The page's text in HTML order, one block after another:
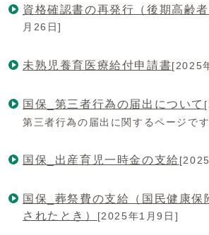
資格確認書の再発行（後期高齢者
月26日]
未熟児養育医療給付申請書[2025
国保_第三者行為の届出について
第三者行為の届出に関するページです
国保_出産育児一時金の支給
国保_葬祭費の支給（国民健康保
されたとき）
[2025年1月9日]